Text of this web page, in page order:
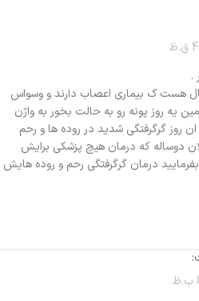
.
شوهرم 32 سال هست ک بیماری اعصاب دارند و وسواس
یه روز پونه رو به حالت بخور به واژن
روز گرگرفتگی شدید در روده ها و رحم
دوساله که درمان هیچ پزشکی برایش
درمان گرگرفتگی رحم و روده هایش